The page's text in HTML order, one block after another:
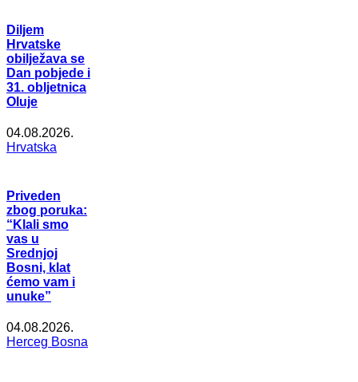
Diljem
Hrvatske
obilježava se
Dan pobjede i
31. obljetnica
Oluje
04.08.2026.
Hrvatska
Priveden
zbog poruka:
“Klali smo
vas u
Srednjoj
Bosni, klat
ćemo vam i
unuke”
04.08.2026.
Herceg Bosna